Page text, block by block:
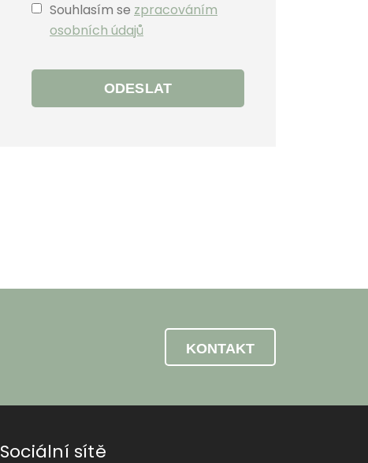
Souhlasím se zpracováním
osobních údajů
ODESLAT
KONTAKT
Sociální sítě